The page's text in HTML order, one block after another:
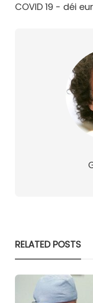
COVID 19 - déi
RELATED POSTS